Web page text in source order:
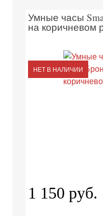
Умные часы
на коричневом
НЕТ В НАЛИЧИИ
1 150 руб.